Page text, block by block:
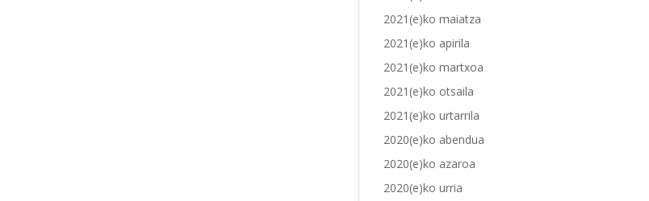
2021(e)ko maiatza
2021(e)ko apirila
2021(e)ko martxoa
2021(e)ko otsaila
2021(e)ko urtarrila
2020(e)ko abendua
2020(e)ko azaroa
2020(e)ko urria